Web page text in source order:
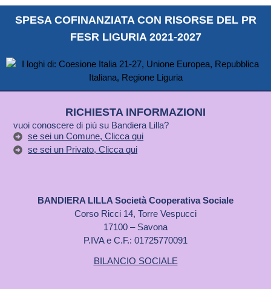
SPESA COFINANZIATA CON RISORSE DEL PR
FESR LIGURIA 2021-2027
RICHIESTA INFORMAZIONI
vuoi conoscere di più su Bandiera Lilla?
se sei un Comune, Clicca qui
se sei un Privato, Clicca qui
BANDIERA LILLA Società Cooperativa Sociale
Corso Ricci 14, Torre Vespucci
17100 – Savona
P.IVA e C.F.: 01725770091
BILANCIO SOCIALE